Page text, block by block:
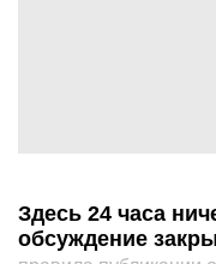
Здесь 24 часа
обсуждение